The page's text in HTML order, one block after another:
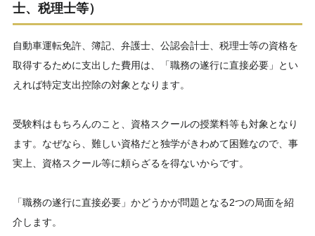
士、税理士等）
自動車運転免許、簿記、弁護士、公認会計士、税理士等の資格を
取得するために支出した費用は、「職務の遂行に直接必要」とい
えれば特定支出控除の対象となります。
受験料はもちろんのこと、資格スクールの授業料等も対象となり
ます。なぜなら、難しい資格だと独学がきわめて困難なので、事
実上、資格スクール等に頼らざるを得ないからです。
「職務の遂行に直接必要」かどうかが問題となる2つの局面を紹
介します。